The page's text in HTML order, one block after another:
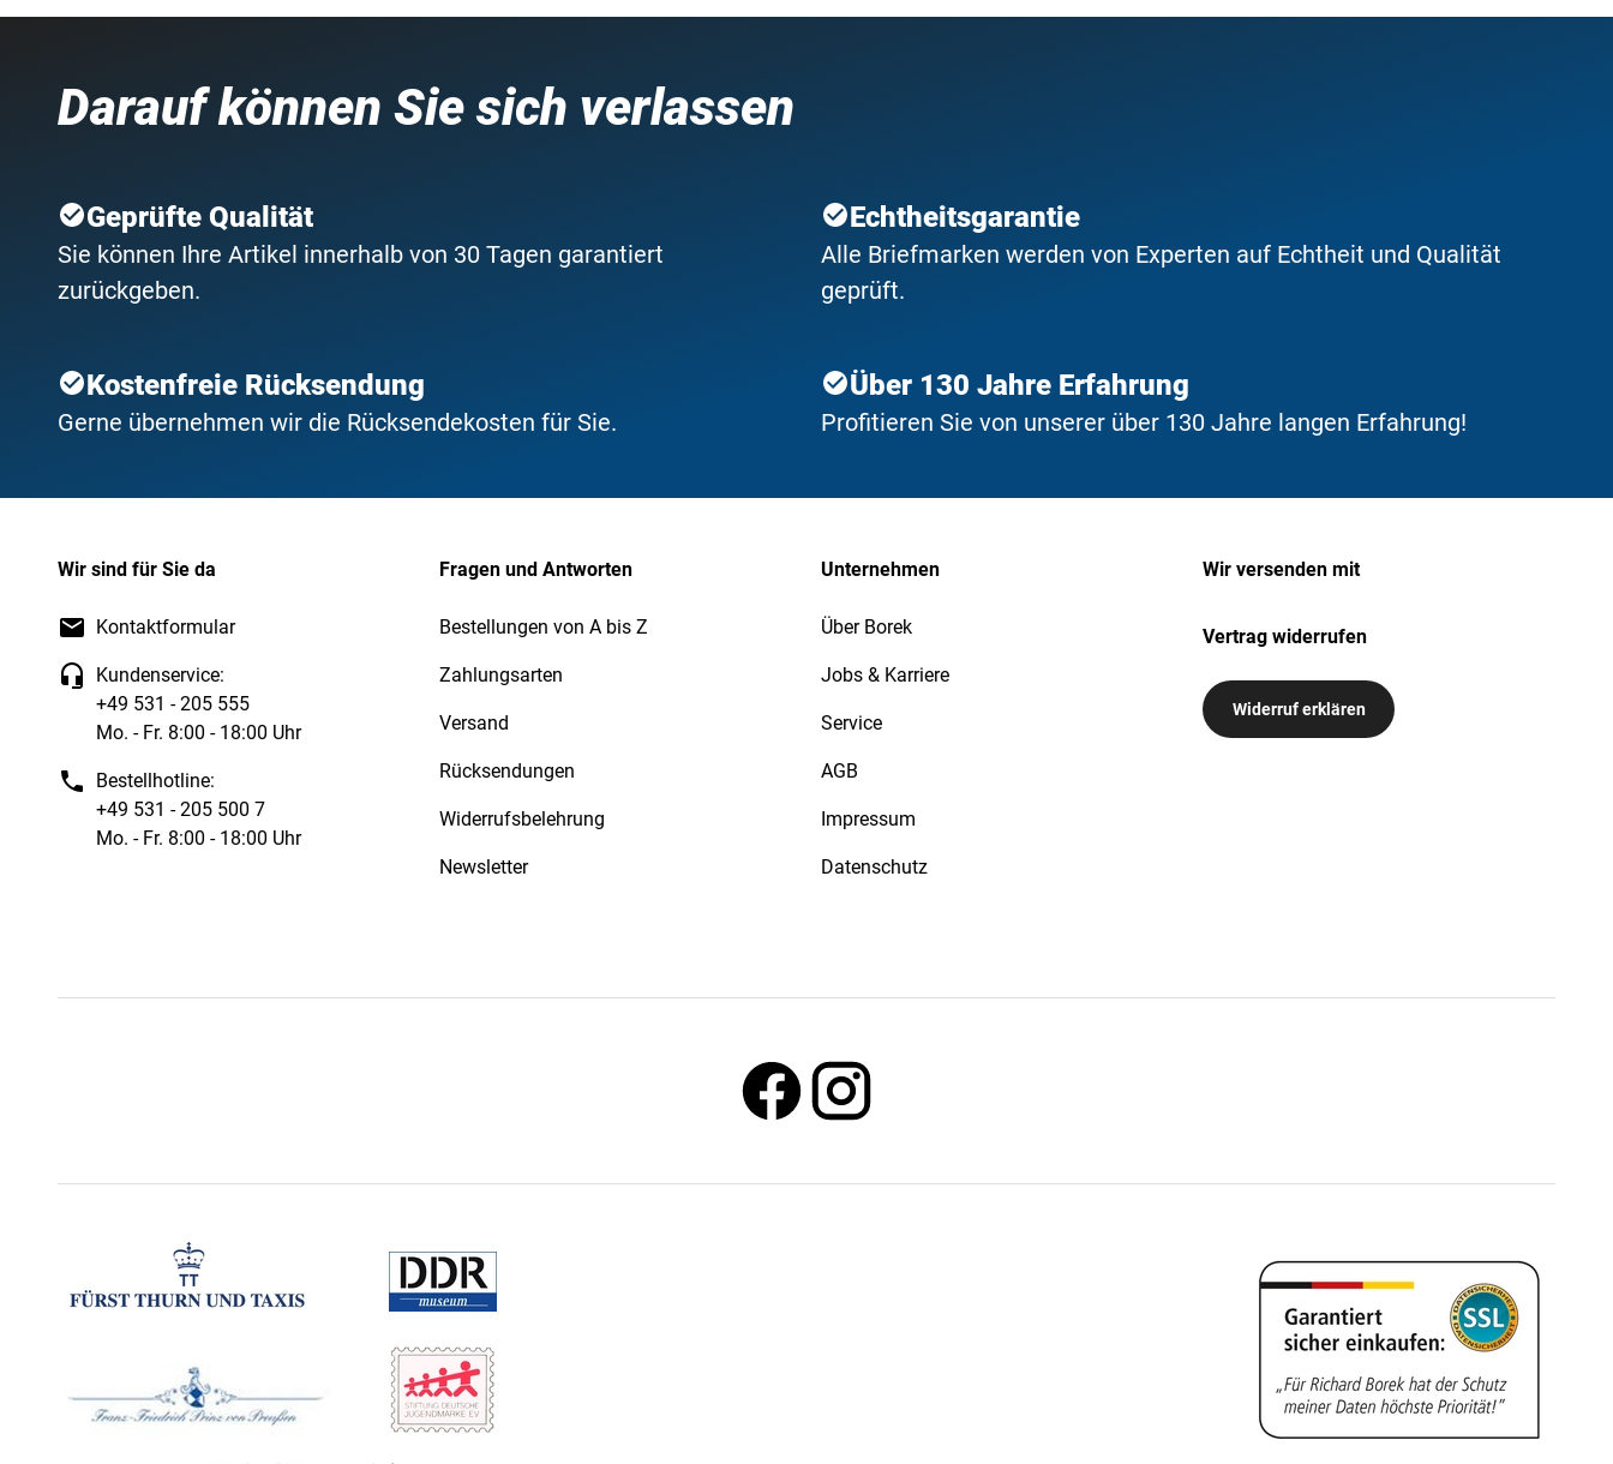
Darauf können Sie sich verlassen
Geprüfte Qualität
Sie können Ihre Artikel innerhalb von 30 Tagen garantiert
zurückgeben.
Echtheitsgarantie
Alle Briefmarken werden von Experten auf Echtheit und Qualität
geprüft.
Kostenfreie Rücksendung
Gerne übernehmen wir die Rücksendekosten für Sie.
Über 130 Jahre Erfahrung
Profitieren Sie von unserer über 130 Jahre langen Erfahrung!
Wir sind für Sie da
Kontaktformular
Kundenservice:
+49 531 - 205 555
Mo. - Fr. 8:00 - 18:00 Uhr
Bestellhotline:
+49 531 - 205 500 7
Mo. - Fr. 8:00 - 18:00 Uhr
Fragen und Antworten
Bestellungen von A bis Z
Zahlungsarten
Versand
Rücksendungen
Widerrufsbelehrung
Newsletter
Unternehmen
Über Borek
Jobs & Karriere
Service
AGB
Impressum
Datenschutz
Wir versenden mit
Vertrag widerrufen
Widerruf erklären